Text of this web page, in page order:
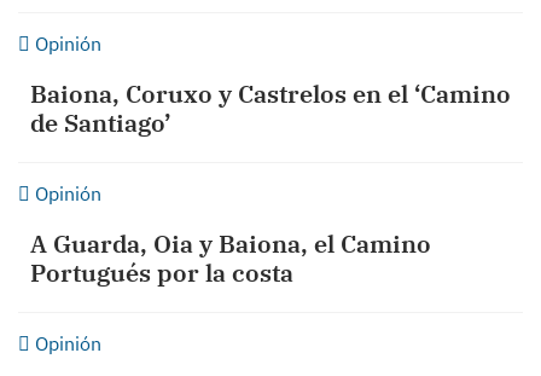
Opinión
Baiona, Coruxo y Castrelos en el ‘Camino
de Santiago’
Opinión
A Guarda, Oia y Baiona, el Camino
Portugués por la costa
Opinión